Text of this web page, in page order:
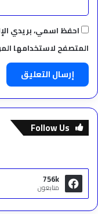
احفظ اسمي، بريدي
المتصفح لاستخدامها
Follow Us
756k
متابعون